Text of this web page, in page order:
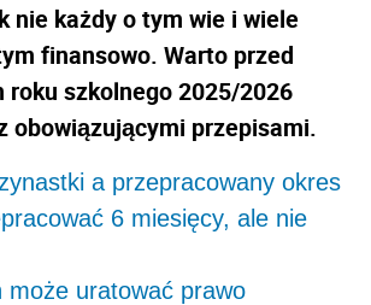
nie każdy o tym wie i wiele
finansowo. Warto przed
roku szkolnego 2025/2026
obowiązującymi przepisami.
a przepracowany okres
6 miesięcy, ale nie
może uratować prawo